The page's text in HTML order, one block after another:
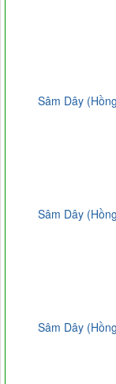
Sâm Dây
Sâm Dây
Sâm Dây